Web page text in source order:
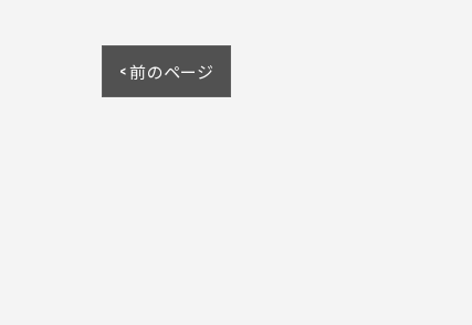
< 前のページ